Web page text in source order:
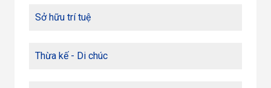
Sở hữu trí tuệ
Thừa kế - Di chúc